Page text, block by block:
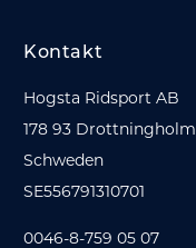
Kontakt
Hogsta Ridsport AB
178 93 Drottningholm
Schweden
SE556791310701
0046-8-759 05 07